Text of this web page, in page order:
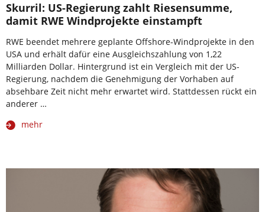
Skurril: US-Regierung zahlt Riesensumme,
damit RWE Windprojekte einstampft
RWE beendet mehrere geplante Offshore-Windprojekte in den
USA und erhält dafür eine Ausgleichszahlung von 1,22
Milliarden Dollar. Hintergrund ist ein Vergleich mit der US-
Regierung, nachdem die Genehmigung der Vorhaben auf
absehbare Zeit nicht mehr erwartet wird. Stattdessen rückt ein
anderer …
mehr